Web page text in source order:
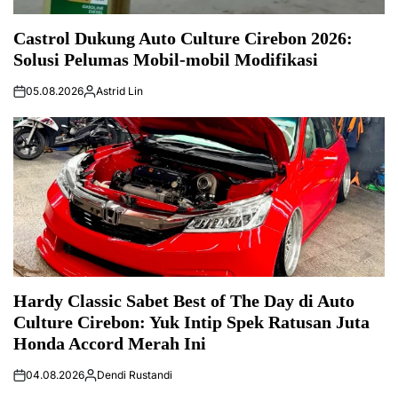
Castrol Dukung Auto Culture Cirebon 2026:
Solusi Pelumas Mobil-mobil Modifikasi
05.08.2026 Astrid Lin
Hardy Classic Sabet Best of The Day di Auto
Culture Cirebon: Yuk Intip Spek Ratusan Juta
Honda Accord Merah Ini
04.08.2026 Dendi Rustandi